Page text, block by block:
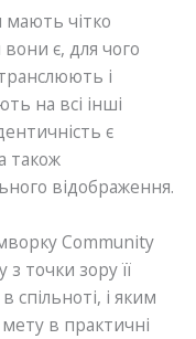
мають чітко
є, для чого
і
на всі інші
є
також
відображення.
Community
точки зору її
спільноті, і яким
в практичні